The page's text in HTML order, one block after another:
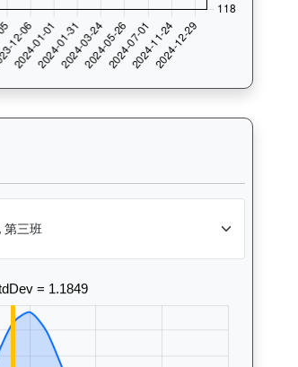
分析馬匹的跑法風格和衝線能
E447）— 完成時間標準差分析：